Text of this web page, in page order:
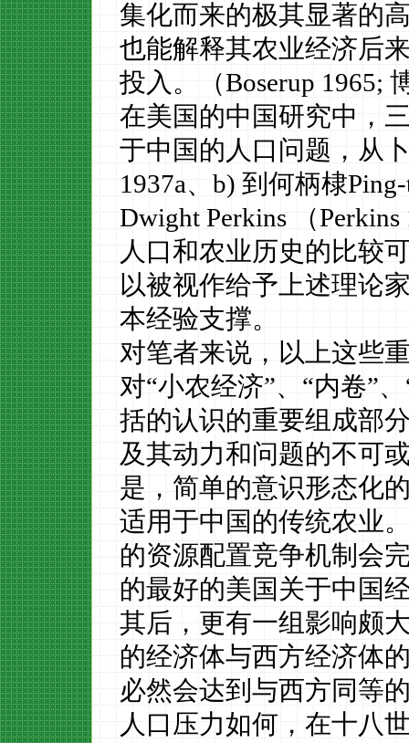
集化而来的极其显著的
也能解释其农业经济后
投入。（Boserup 1965;
在美国的中国研究中，
于中国的人口问题，从
1937a、b)到何柄棣
Dwight Perkins （Perkins
人口和农业历史的比较
以被视作给予上述理论
本经验支撑。
对笔者来说，以上这些
对“小农经济”、“内卷”
括的认识的重要组成部
及其动力和问题的不可
是，简单的意识形态化
适用于中国的传统农业
的资源配置竞争机制会
的最好的美国关于中国
其后，更有一组影响颇
的经济体与西方经济体
必然会达到与西方同等
人口压力如何，在十八